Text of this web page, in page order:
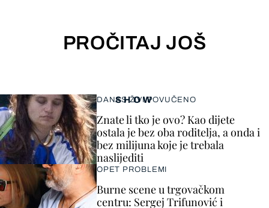
PROČITAJ JOŠ
SHOW
DANAS ŽIVI POVUČENO
Znate li tko je ovo? Kao dijete
ostala je bez oba roditelja, a onda i
bez milijuna koje je trebala
naslijediti
OPET PROBLEMI
Burne scene u trgovačkom
centru: Sergej Trifunović i